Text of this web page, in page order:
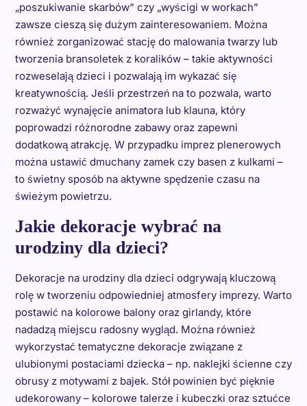
„poszukiwanie skarbów” czy „wyścigi w workach”
zawsze cieszą się dużym zainteresowaniem. Można
również zorganizować stację do malowania twarzy lub
tworzenia bransoletek z koralików – takie aktywności
rozweselają dzieci i pozwalają im wykazać się
kreatywnością. Jeśli przestrzeń na to pozwala, warto
rozważyć wynajęcie animatora lub klauna, który
poprowadzi różnorodne zabawy oraz zapewni
dodatkową atrakcję. W przypadku imprez plenerowych
można ustawić dmuchany zamek czy basen z kulkami –
to świetny sposób na aktywne spędzenie czasu na
świeżym powietrzu.
Jakie dekoracje wybrać na
urodziny dla dzieci?
Dekoracje na urodziny dla dzieci odgrywają kluczową
rolę w tworzeniu odpowiedniej atmosfery imprezy. Warto
postawić na kolorowe balony oraz girlandy, które
nadadzą miejscu radosny wygląd. Można również
wykorzystać tematyczne dekoracje związane z
ulubionymi postaciami dziecka – np. naklejki ścienne czy
obrusy z motywami z bajek. Stół powinien być pięknie
udekorowany – kolorowe talerze i kubeczki oraz sztućce